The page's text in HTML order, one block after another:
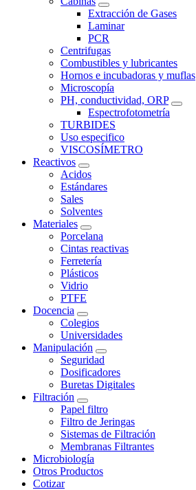
Extracción de Gases
Laminar
PCR
Centrifugas
Combustibles y lubricantes
Hornos e incubadoras y muflas
Microscopía
PH, conductividad, ORP
Espectrofotometría
TURBIDES
Uso especifico
VISCOSÍMETRO
Reactivos
Acidos
Estándares
Sales
Solventes
Materiales
Porcelana
Cintas reactivas
Ferretería
Plásticos
Vidrio
PTFE
Docencia
Colegios
Universidades
Manipulación
Seguridad
Dosificadores
Buretas Digitales
Filtración
Papel filtro
Filtro de Jeringas
Sistemas de Filtración
Membranas Filtrantes
Microbiología
Otros Productos
Cotizar